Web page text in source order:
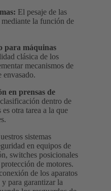
El pesaje de las
la función de
para máquinas
clásica de los
mecanismos de
envasado.
en prensas de
dentro de
otra tarea a la que
sistemas
en equipos de
switches posicionales
de motores.
de los aparatos
para garantizar la